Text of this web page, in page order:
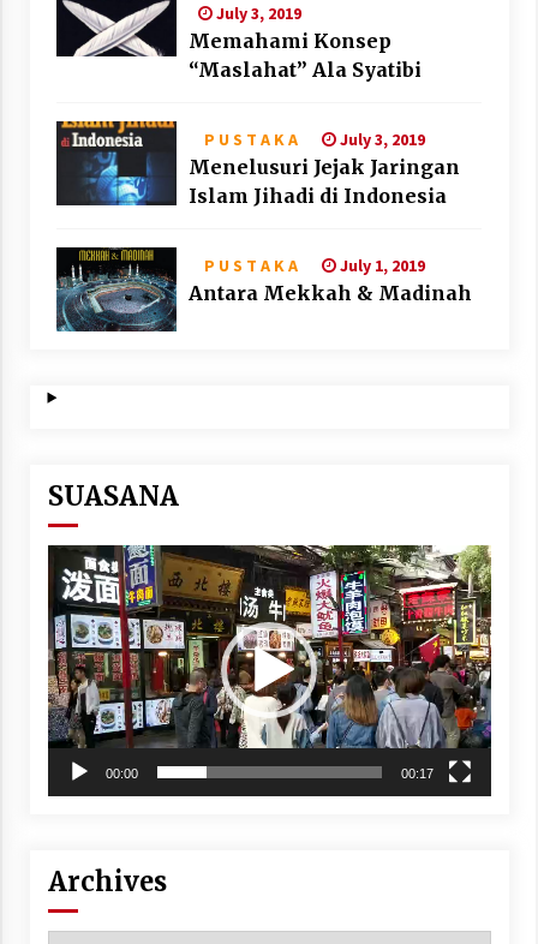
July 3, 2019
Memahami Konsep
“Maslahat” Ala Syatibi
P U S T A K A July 3, 2019
Menelusuri Jejak Jaringan
Islam Jihadi di Indonesia
P U S T A K A July 1, 2019
Antara Mekkah & Madinah
SUASANA
Video
Player
00:00 00:17
Archives